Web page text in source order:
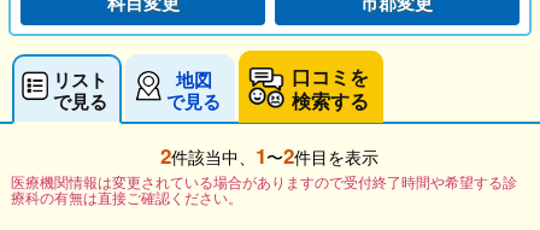
リスト
で見る
地図
で見る
口コミを
検索する
2件該当中、 1〜2件目を表示
医療機関情報は変更されている場合がありますので受付終了時間や希望する診
療科の有無は直接ご確認ください。